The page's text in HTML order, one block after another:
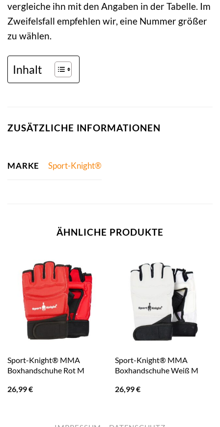
vergleiche ihn mit den Angaben in der Tabelle. Im
Zweifelsfall empfehlen wir, eine Nummer größer
zu wählen.
Inhalt
ZUSÄTZLICHE INFORMATIONEN
MARKE Sport-Knight®
ÄHNLICHE PRODUKTE
Sport-Knight® MMA
Boxhandschuhe Rot M
26,99€
Sport-Knight® MMA
Boxhandschuhe Weiß M
26,99€